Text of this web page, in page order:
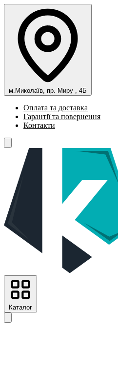
м.Миколаїв, пр. Миру , 4Б
Оплата та доставка
Гарантії та повернення
Контакти
Каталог